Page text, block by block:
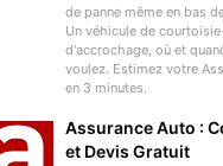
de panne même en bas
Un véhicule de courtoisie
d'accrochage, où et
voulez. Estimez votre
en 3 minutes.
Assurance Auto :
et Devis Gratuit